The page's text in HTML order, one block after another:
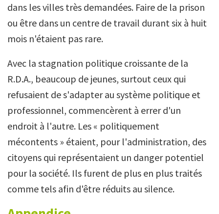
dans les villes très demandées. Faire de la prison
ou être dans un centre de travail durant six à huit
mois n'étaient pas rare.
Avec la stagnation politique croissante de la
R.D.A., beaucoup de jeunes, surtout ceux qui
refusaient de s'adapter au système politique et
professionnel, commencèrent à errer d'un
endroit à l'autre. Les « politiquement
mécontents » étaient, pour l'administration, des
citoyens qui représentaient un danger potentiel
pour la société. Ils furent de plus en plus traités
comme tels afin d'être réduits au silence.